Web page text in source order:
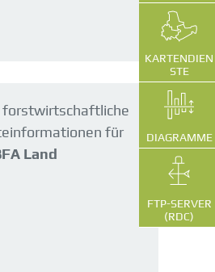
forstwirtschaftliche
für
Land
KARTENDIEN
STE
DIAGRAMME
FTP-SERVER
(RDC)